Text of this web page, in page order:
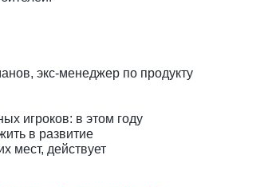
экс-менеджер по продукту
игроков: в этом году
в развитие
мест, действует